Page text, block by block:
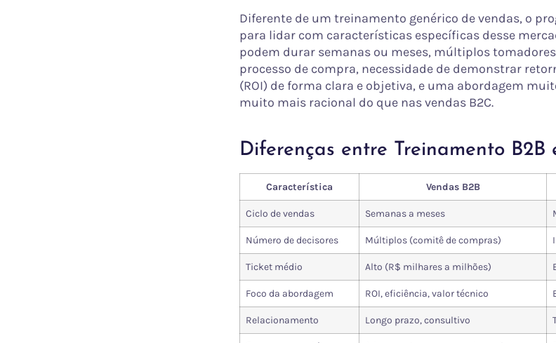
Diferente de um treinamento genérico de vendas, o
para lidar com características específicas desse
podem durar semanas ou meses, múltiplos
processo de compra, necessidade de demonstrar
(ROI) de forma clara e objetiva, e uma abordagem
muito mais racional do que nas vendas B2C.
Diferenças entre Treinamento B2B
Característica Vendas B2B
Ciclo de vendas Semanas a meses
Número de decisores Múltiplos (comitê de compras)
Ticket médio Alto (R$ milhares a milhões)
Foco da abordagem ROI, eficiência, valor técnico
Relacionamento Longo prazo, consultivo